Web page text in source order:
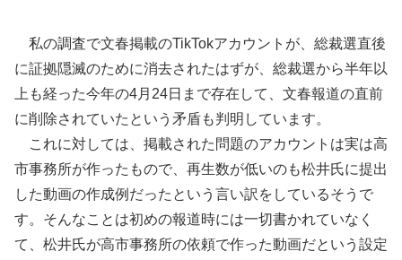
私の調査で文春掲載のTikTokアカウントが、総裁選直後
に証拠隠滅のために消去されたはずが、総裁選から半年以
上も経った今年の4月24日まで存在して、文春報道の直前
に削除されていたという矛盾も判明しています。
これに対しては、掲載された問題のアカウントは実は高
市事務所が作ったもので、再生数が低いのも松井氏に提出
した動画の作成例だったという言い訳をしているそうで
す。そんなことは初めの報道時には一切書かれていなく
て、松井氏が高市事務所の依頼で作った動画だという設定